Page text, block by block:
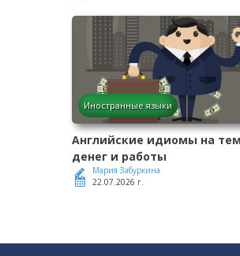
Иностранные языки
Английские идиомы на
денег и работы
Мария Забуркина
22.07.2026 г.